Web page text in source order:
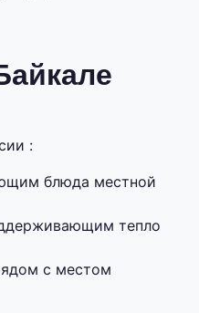
:
блюда местной
тепло
с местом